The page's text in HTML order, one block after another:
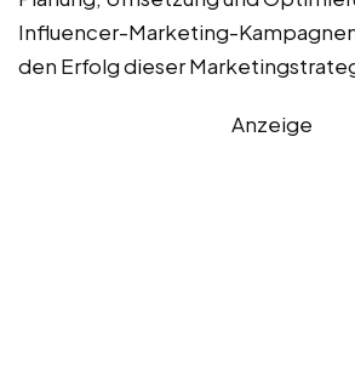
Influencer-Marketing-
den Erfolg dieser
Anzeige